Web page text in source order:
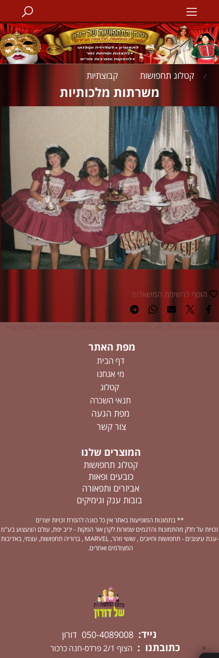
/ קטלוג תחפושות קבוצתיות
משרתות מלכותיות
הוסף לרשימת המשאלות
מפת האתר
דף הבית
מי אנחנו
קטלוג
תנאי השכרה
מפת הגעה
צור קשר
המוצרים שלנו
קטלוג תחפושות
כובעים ופאות
אביזרים ותפאורה
בובות ענק וגימיקים
** בתמונות המופיעות באתר אין כל כוונה להפרת זכויות יוצרים
זכויות על חלק מהתמונות והדגמים שמורות לקרן אור הפקות - יריב יפת, עולם הצעצוע בע"מ
-ענת עיצובים - תחפושות וחיוכים , שושי זוהר, MARVEL , ברוריה תחפושות, עצמי, באדיבות
המצולמים ואחרים.
נייד: 050-4089008 דורון
כתובתנו : הצוף 2/1 פרדס-חנה כרכור ✕